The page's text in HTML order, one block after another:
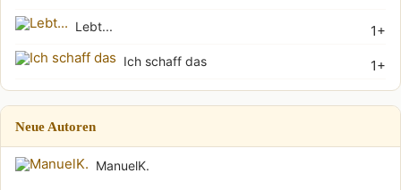
1+
Lebt...
1+
Ich schaff das
Neue Autoren
ManuelK.